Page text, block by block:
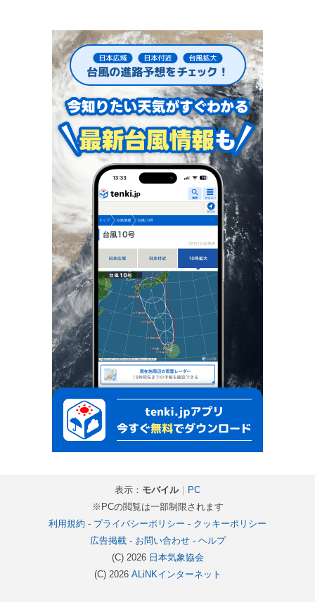
表示： モバイル｜ PC
※PCの閲覧は一部制限されます
利用規約 - プライバシーポリシー - クッキーポリシー
広告掲載- お問い合わせ- ヘルプ
(C) 2026 日本気象協会
(C) 2026 ALiNKインターネット